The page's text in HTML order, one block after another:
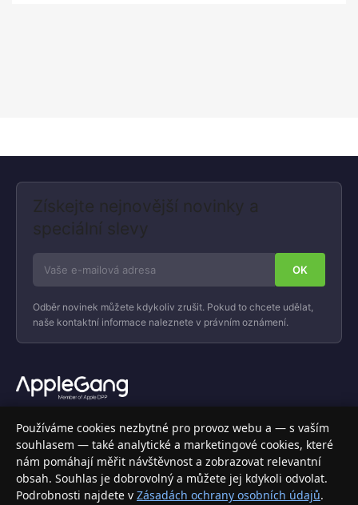
Získejte nejnovější novinky a
speciální slevy
Odběr novinek můžete kdykoliv zrušit. Pokud to chcete udělat,
naše kontaktní informace naleznete v právním oznámení.
Váš specializovaný obchod s Apple produkty, příslušenstvím a
elektronikou. Nakupujte bezpečně a s jistotou.
INFORMACE
Doprava a doručení
Používáme cookies nezbytné pro provoz webu a — s vaším
souhlasem — také analytické a marketingové cookies, které
nám pomáhají měřit návštěvnost a zobrazovat relevantní
obsah. Souhlas je dobrovolný a můžete jej kdykoli odvolat.
Podrobnosti najdete v Zásadách ochrany osobních údajů.